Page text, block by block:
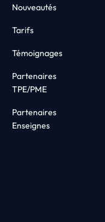
Nouveautés
Tarifs
Témoignages
Partenaires
TPE/PME
Partenaires
Enseignes